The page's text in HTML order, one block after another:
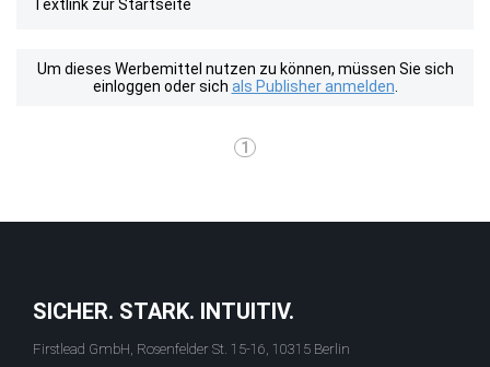
Textlink zur Startseite
Um dieses Werbemittel nutzen zu können, müssen Sie sich
einloggen oder sich als Publisher anmelden
1
SICHER. STARK. INTUITIV.
Firstlead GmbH, Rosenfelder St. 15-16, 10315 Berlin